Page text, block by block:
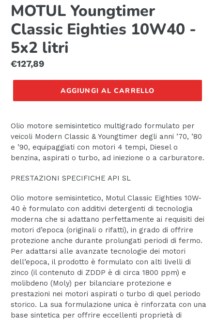
MOTUL Youngtimer
Classic Eighties 10W40 -
5x2 litri
Prezzo
di
€127,89
AGGIUNGI AL CARRELLO
Olio motore semisintetico multigrado formulato per
veicoli Modern Classic & Youngtimer degli anni ’70, ’80
e ’90, equipaggiati con motori 4 tempi, Diesel o
benzina, aspirati o turbo, ad iniezione o a carburatore.
PRESTAZIONI SPECIFICHE API SL
Olio motore semisintetico, Motul Classic Eighties 10W-
40 è formulato con additivi detergenti di tecnologia
moderna che si adattano perfettamente ai requisiti dei
motori d’epoca (originali o rifatti), in grado di offrire
protezione anche durante prolungati periodi di fermo.
Per adattarsi alle avanzate tecnologie dei motori
dell’epoca, il prodotto è formulato con alti livelli di
zinco (il contenuto di ZDDP è di circa 1800 ppm) e
molibdeno (Moly) per bilanciare protezione e
prestazioni nei motori aspirati o turbo di quel periodo
storico. La sua formulazione unica è rinforzata con una
base sintetica per offrire eccellenti proprietà di